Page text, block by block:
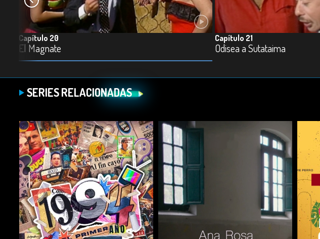
Capítulo 20
El Magnate
Capítulo 21
Odisea a Sutataima
SERIES RELACIONADAS